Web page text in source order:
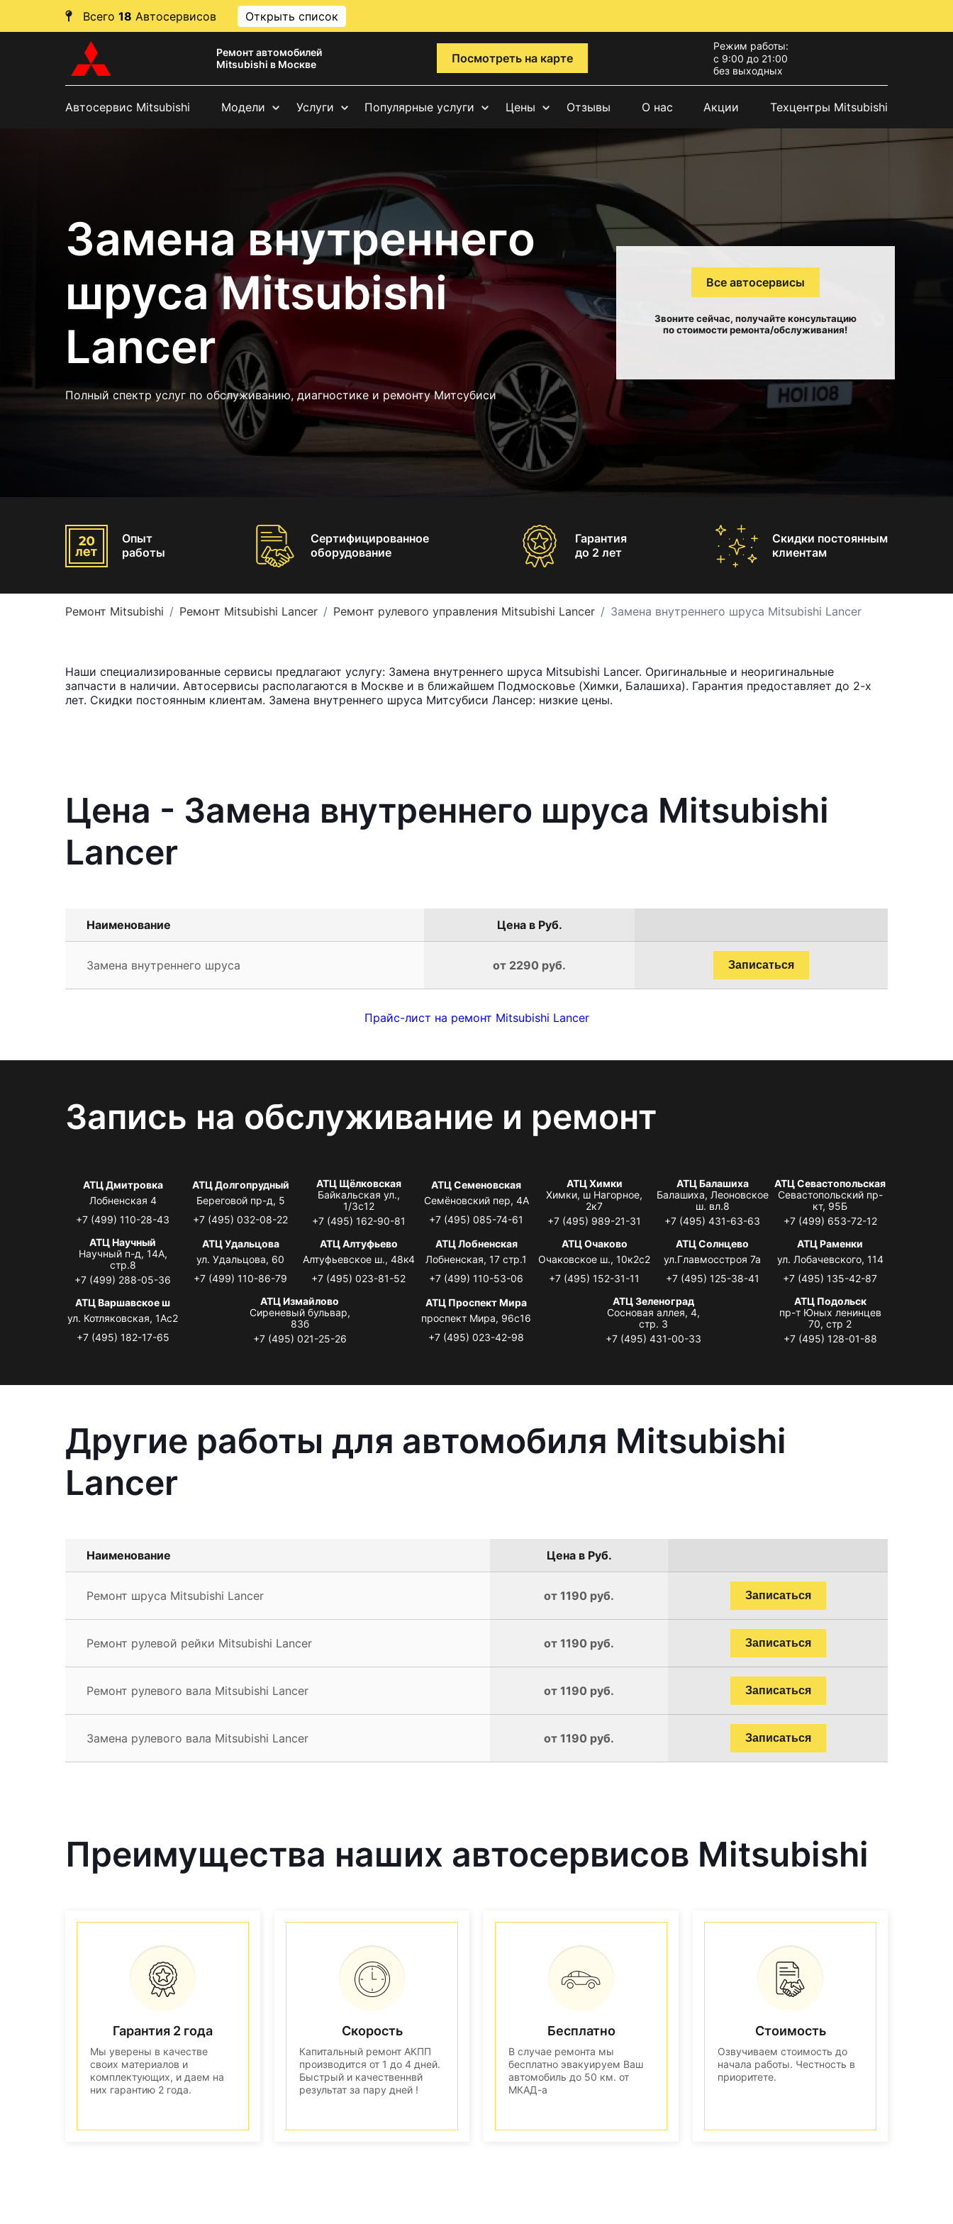
Всего 18 Автосервисов Открыть список
Ремонт автомобилей
Mitsubishi в Москве
Посмотреть на карте
Режим работы:
с 9:00 до 21:00
без выходных
Автосервис Mitsubishi Модели Услуги Популярные услуги Цены Отзывы О нас Акции Техцентры Mitsubishi
Замена внутреннего
шруса Mitsubishi
Lancer
Полный спектр услуг по обслуживанию, диагностике и ремонту Митсубиси
Все автосервисы
Звоните сейчас, получайте консультацию
по стоимости ремонта/обслуживания!
Опыт
работы
Сертифицированное
оборудование
Гарантия
до 2 лет
Скидки постоянным
клиентам
Ремонт Mitsubishi Ремонт Mitsubishi Lancer Ремонт рулевого управления Mitsubishi Lancer Замена внутреннего шруса Mitsubishi Lancer
Наши специализированные сервисы предлагают услугу: Замена внутреннего шруса Mitsubishi Lancer. Оригинальные и неоригинальные
запчасти в наличии. Автосервисы располагаются в Москве и в ближайшем Подмосковье (Химки, Балашиха). Гарантия предоставляет до 2-х
лет. Скидки постоянным клиентам. Замена внутреннего шруса Митсубиси Лансер: низкие цены.
Цена - Замена внутреннего шруса Mitsubishi
Lancer
Наименование Цена в Руб.
Замена внутреннего шруса от 2290 руб. Записаться
Прайс-лист на ремонт Mitsubishi Lancer
Запись на обслуживание и ремонт
АТЦ Дмитровка
Лобненская 4
+7 (499) 110-28-43
АТЦ Долгопрудный
Береговой пр-д, 5
+7 (495) 032-08-22
АТЦ Щёлковская
Байкальская ул.,
1/3с12
+7 (495) 162-90-81
АТЦ Семеновская
Семёновский пер, 4А
+7 (495) 085-74-61
АТЦ Химки
Химки, ш Нагорное,
2к7
+7 (495) 989-21-31
АТЦ Балашиха
Балашиха, Леоновское
ш. вл.8
+7 (495) 431-63-63
АТЦ Севастопольская
Севастопольский пр-
кт, 95Б
+7 (499) 653-72-12
АТЦ Научный
Научный п-д, 14А,
стр.8
+7 (499) 288-05-36
АТЦ Удальцова
ул. Удальцова, 60
+7 (499) 110-86-79
АТЦ Алтуфьево
Алтуфьевское ш., 48к4
+7 (495) 023-81-52
АТЦ Лобненская
Лобненская, 17 стр.1
+7 (499) 110-53-06
АТЦ Очаково
Очаковское ш., 10к2с2
+7 (495) 152-31-11
АТЦ Солнцево
ул.Главмосстроя 7а
+7 (495) 125-38-41
АТЦ Раменки
ул. Лобачевского, 114
+7 (495) 135-42-87
АТЦ Варшавское ш
ул. Котляковская, 1Ас2
+7 (495) 182-17-65
АТЦ Измайлово
Сиреневый бульвар,
83б
+7 (495) 021-25-26
АТЦ Проспект Мира
проспект Мира, 96с16
+7 (495) 023-42-98
АТЦ Зеленоград
Сосновая аллея, 4,
стр. 3
+7 (495) 431-00-33
АТЦ Подольск
пр-т Юных ленинцев
70, стр 2
+7 (495) 128-01-88
Другие работы для автомобиля Mitsubishi
Lancer
Наименование Цена в Руб.
Ремонт шруса Mitsubishi Lancer от 1190 руб. Записаться
Ремонт рулевой рейки Mitsubishi Lancer от 1190 руб. Записаться
Ремонт рулевого вала Mitsubishi Lancer от 1190 руб. Записаться
Замена рулевого вала Mitsubishi Lancer от 1190 руб. Записаться
Преимущества наших автосервисов Mitsubishi
Гарантия 2 года
Мы уверены в качестве
своих материалов и
комплектующих, и даем на
них гарантию 2 года.
Скорость
Капитальный ремонт АКПП
производится от 1 до 4 дней.
Быстрый и качественнвй
результат за пару дней !
Бесплатно
В случае ремонта мы
бесплатно эвакуируем Ваш
автомобиль до 50 км. от
МКАД-а
Стоимость
Озвучиваем стоимость до
начала работы. Честность в
приоритете.